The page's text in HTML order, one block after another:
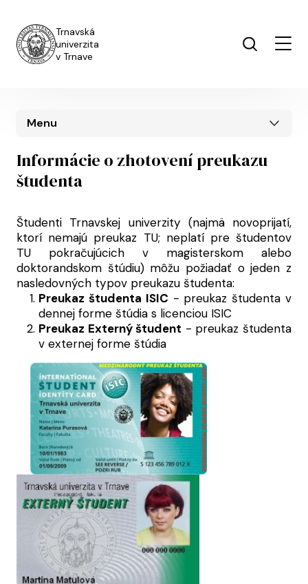
Trnavská
univerzita
v Trnave
Informácie o zhotovení preukazu
študenta
Študenti Trnavskej univerzity (najmä novoprijatí,
ktorí nemajú preukaz TU; neplatí pre študentov
TU pokračujúcich v magisterskom alebo
doktorandskom štúdiu) môžu požiadať o jeden z
nasledovných typov preukazu študenta:
Preukaz študenta ISIC - preukaz študenta v
dennej forme štúdia s licenciou ISIC
Preukaz Externý študent - preukaz študenta
v externej forme štúdia
Menu